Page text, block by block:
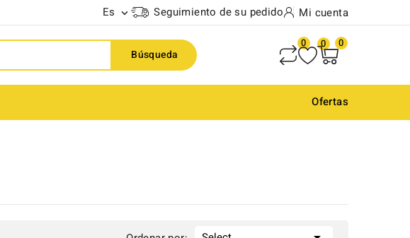
Es  Seguimiento de su pedido Mi cuenta
Búsqueda
0 0 0
Ofertas